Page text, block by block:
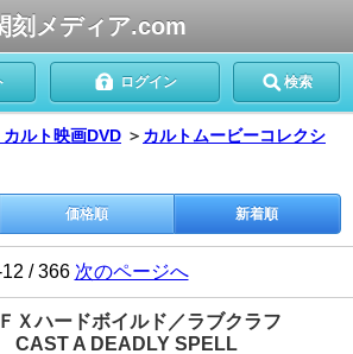
刻メディア.com
ログイン 検索
ルト映画DVD ＞ カルトムービーコレクシ
価格順 新着順
12 / 366 次のページへ
Ｘハードボイルド／ラブクラフ
CAST A DEADLY SPELL